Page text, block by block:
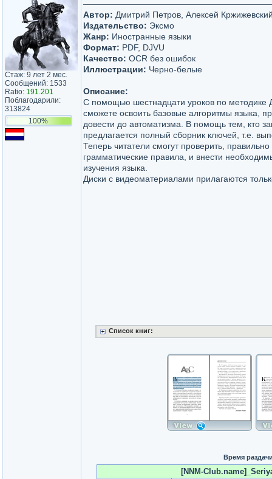
Стаж: 9 лет 2 мес.
Сообщений: 1533
Ratio: 191.201
Поблагодарили:
313824
100%
Автор: Дмитрий Петров, Алексей
Издательство: Эксмо
Жанр: Иностранные языки
Формат: PDF, DJVU
Качество: OCR без ошибок
Иллюстрации: Черно-белые
Описание:
С помощью шестнадцати уроков по методике
сможете освоить базовые алгоритмы языка,
довести до автоматизма. В помощь тем, кто
предлагается полный сборник ключей, т.е.
Теперь читатели смогут проверить,
грамматические правила, и внести
изучения языка.
Диски с видеоматериалами прилагаются
Список книг:
Время
[NNM-